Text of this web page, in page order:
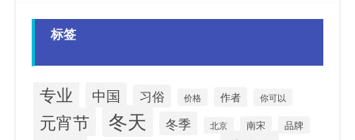
标签
专业 中国 习俗 价格 作者 你可以
元宵节 冬天 冬季 北京 南宋 品牌